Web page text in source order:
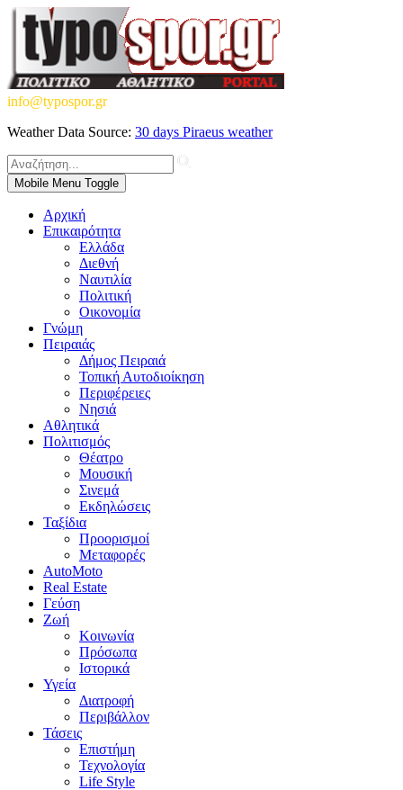
info@typospor.gr
Weather Data Source: 30 days Piraeus weather
Mobile Menu Toggle
Αρχική
Επικαιρότητα
Ελλάδα
Διεθνή
Ναυτιλία
Πολιτική
Οικονομία
Γνώμη
Πειραιάς
Δήμος Πειραιά
Τοπική Αυτοδιοίκηση
Περιφέρειες
Νησιά
Αθλητικά
Πολιτισμός
Θέατρο
Μουσική
Σινεμά
Εκδηλώσεις
Ταξίδια
Προορισμοί
Μεταφορές
AutoMoto
Real Estate
Γεύση
Ζωή
Κοινωνία
Πρόσωπα
Ιστορικά
Υγεία
Διατροφή
Περιβάλλον
Τάσεις
Επιστήμη
Τεχνολογία
Life Style